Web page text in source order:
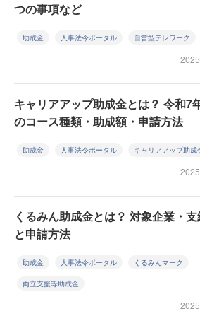
つの事項など
助成金 人事法令ポータル 自営型テレワーク
キャリアアップ助成金とは？ 令和7
のコース種類・助成額・申請方法
助成金 人事法令ポータル キャリアアップ助成
くるみん助成金とは？ 対象企業・
と申請方法
助成金 人事法令ポータル くるみんマーク
両立支援等助成金